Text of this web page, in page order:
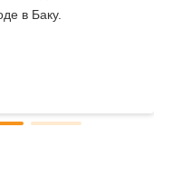
в Баку.